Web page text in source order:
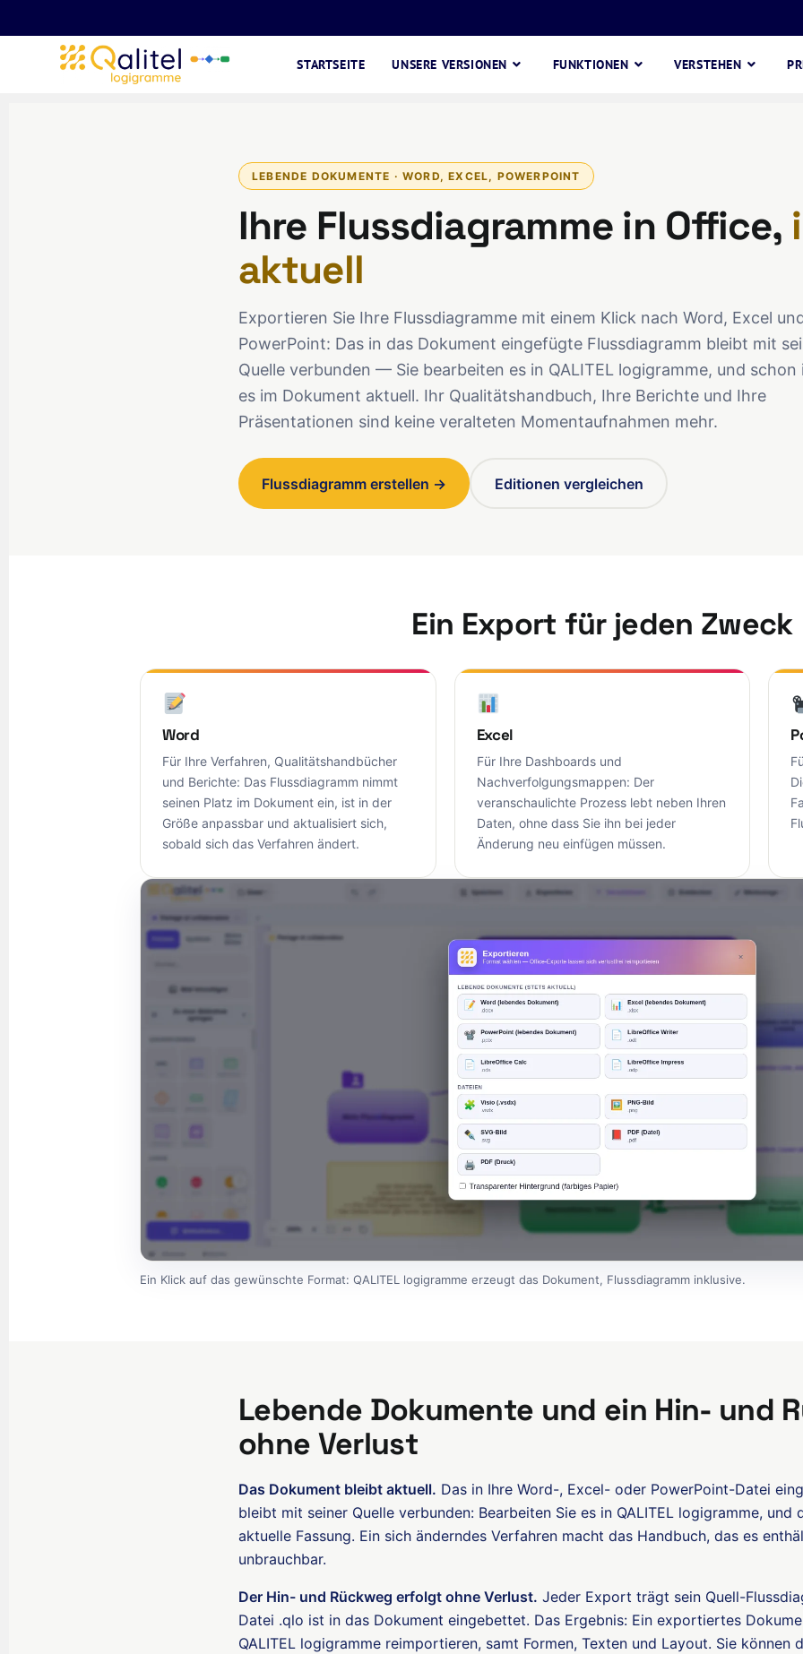
STARTSEITE UNSERE VERSIONEN FUNKTIONEN VERSTEHEN
LEBENDE DOKUMENTE · WORD, EXCEL, POWERPOINT
Ihre Flussdiagramme in Office,
aktuell
Exportieren Sie Ihre Flussdiagramme mit einem Klick nach Word, Excel
PowerPoint: Das in das Dokument eingefügte Flussdiagramm bleibt mit
Quelle verbunden — Sie bearbeiten es in QALITEL logigramme, und schon
es im Dokument aktuell. Ihr Qualitätshandbuch, Ihre Berichte und Ihre
Präsentationen sind keine veralteten Momentaufnahmen mehr.
Flussdiagramm erstellen → Editionen vergleichen
Ein Export für jeden Zweck
Word
Für Ihre Verfahren, Qualitätshandbücher
und Berichte: Das Flussdiagramm nimmt
seinen Platz im Dokument ein, ist in der
Größe anpassbar und aktualisiert sich,
sobald sich das Verfahren ändert.
Excel
Für Ihre Dashboards und
Nachverfolgungsmappen: Der
veranschaulichte Prozess lebt neben Ihren
Daten, ohne dass Sie ihn bei jeder
Änderung neu einfügen müssen.
Ein Klick auf das gewünschte Format: QALITEL logigramme erzeugt das Dokument, Flussdiagramm inklusive.
Lebende Dokumente und ein Hin- und
ohne Verlust
Das Dokument bleibt aktuell. Das in Ihre Word-, Excel- oder PowerPoint-Datei
bleibt mit seiner Quelle verbunden: Bearbeiten Sie es in QALITEL logigramme,
aktuelle Fassung. Ein sich änderndes Verfahren macht das Handbuch, das es
unbrauchbar.
Der Hin- und Rückweg erfolgt ohne Verlust. Jeder Export trägt sein Quell-
Datei .qlo ist in das Dokument eingebettet. Das Ergebnis: Ein exportiertes
QALITEL logigramme reimportieren, samt Formen, Texten und Layout. Sie können